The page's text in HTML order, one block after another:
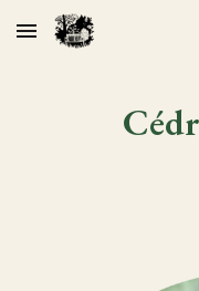
Skip to main content